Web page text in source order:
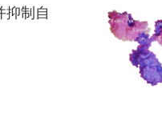
制自